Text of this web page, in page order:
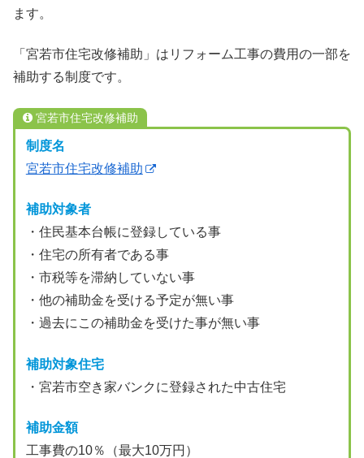
ます。
「宮若市住宅改修補助」はリフォーム工事の費用の一部を
補助する制度です。
宮若市住宅改修補助
制度名
宮若市住宅改修補助
補助対象者
・住民基本台帳に登録している事
・住宅の所有者である事
・市税等を滞納していない事
・他の補助金を受ける予定が無い事
・過去にこの補助金を受けた事が無い事
補助対象住宅
・宮若市空き家バンクに登録された中古住宅
補助金額
工事費の10％（最大10万円）